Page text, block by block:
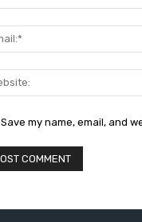
Save my name, email, and